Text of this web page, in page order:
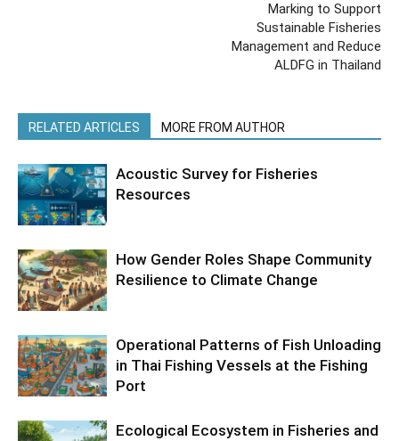
Marking to Support
Sustainable Fisheries
Management and Reduce
ALDFG in Thailand
RELATED ARTICLES MORE FROM AUTHOR
Acoustic Survey for Fisheries
Resources
How Gender Roles Shape Community
Resilience to Climate Change
Operational Patterns of Fish Unloading
in Thai Fishing Vessels at the Fishing
Port
Ecological Ecosystem in Fisheries and